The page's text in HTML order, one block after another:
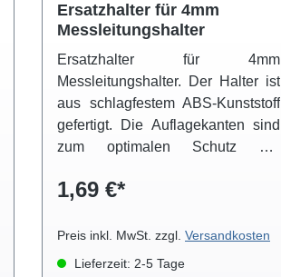
Ersatzhalter für 4mm
Messleitungshalter
Ersatzhalter für 4mm
Messleitungshalter. Der Halter ist
aus schlagfestem ABS-Kunststoff
gefertigt. Die Auflagekanten sind
zum optimalen Schutz der
Anfrage können wir Ihnen auch
in 50cm und 100cm Breite
anbieten. Die Messleitungswagen
1,69 €*
Preis inkl. MwSt. zzgl. Versandkosten
Lieferzeit: 2-5 Tage